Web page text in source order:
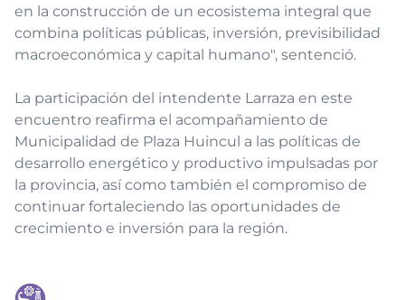
en la construcción de un ecosistema integral que
combina políticas públicas, inversión, previsibilidad
macroeconómica y capital humano", sentenció.
La participación del intendente Larraza en este
encuentro reafirma el acompañamiento de
Municipalidad de Plaza Huincul a las políticas de
desarrollo energético y productivo impulsadas por
la provincia, así como también el compromiso de
continuar fortaleciendo las oportunidades de
crecimiento e inversión para la región.